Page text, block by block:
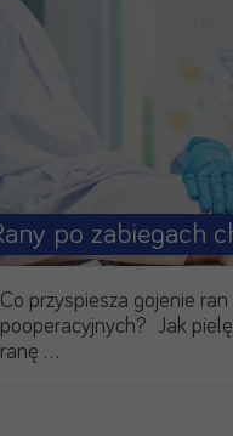
Co przyspiesza gojenie ran
pooperacyjnych? Jak
ranę …